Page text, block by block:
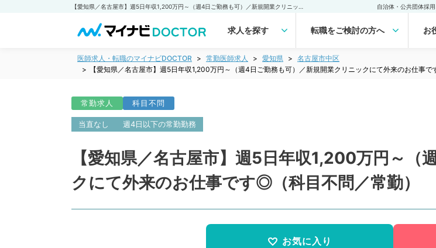
自治体・公共団体採
求人を探す 転職をご検討の方へ お
医師求人・転職のマイナビDOCTOR 常勤医師求人 愛知県
名古屋市中区
【愛知県／名古屋市】週5日年収1,200万円～（週4日ご勤務も可）／新規開業クリニックにて外来のお仕事で
常勤求人 科目不問
当直なし 週4日以下の常勤勤務
【愛知県／名古屋市】週5日年収1,200万円～
クにて外来のお仕事です◎（科目不問／常勤）
お気に入り